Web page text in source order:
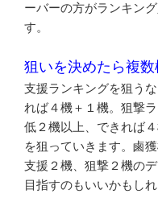
ーバーの方がランキン
す。
狙いを決めたら複数
支援ランキングを狙う
れば４機＋１機。狙撃
低２機以上、できれば
を狙っていきます。鹵
支援２機、狙撃２機の
目指すのもいいかもしれ